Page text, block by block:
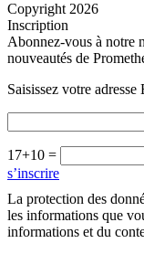
Copyright 2026
Inscription
Abonnez-vous à notre
nouveautés de
Saisissez votre adresse
17+10 =
s’inscrire
La protection des
les informations que
informations et du